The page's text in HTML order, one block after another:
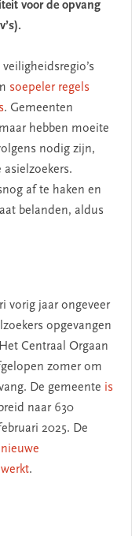
voor de opvang
soepeler regels
. Gemeenten
hebben moeite
nodig zijn,
af te haken en
belanden, aldus
vorig jaar ongeveer
opgevangen
Centraal Orgaan
zomer om
De gemeente is
naar 630
2025. De
.